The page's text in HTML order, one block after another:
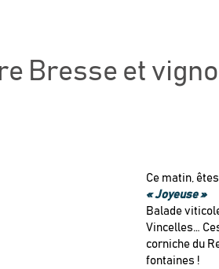
Bresse et
Ce matin,
« Joyeuse »
Balade
Vincelles…
corniche du
fontaines !